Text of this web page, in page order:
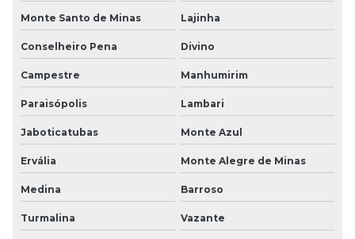
Monte Santo de Minas Lajinha
Conselheiro Pena Divino
Campestre Manhumirim
Paraisópolis Lambari
Jaboticatubas Monte Azul
Ervália Monte Alegre de Minas
Medina Barroso
Turmalina Vazante